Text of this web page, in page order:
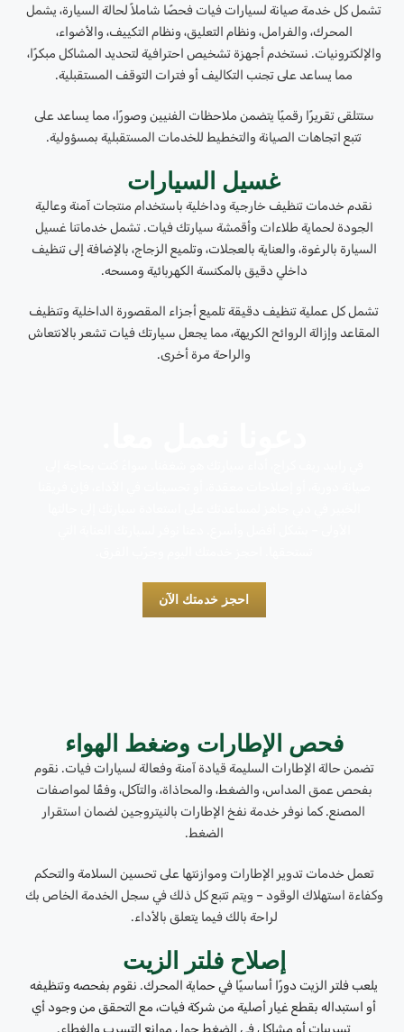
تشمل كل خدمة صيانة لسيارات فيات فحصًا شاملاً لحالة السيارة، يشمل
المحرك، والفرامل، ونظام التعليق، ونظام التكييف، والأضواء،
والإلكترونيات. نستخدم أجهزة تشخيص احترافية لتحديد المشاكل مبكرًا،
مما يساعد على تجنب التكاليف أو فترات التوقف المستقبلية.
ستتلقى تقريرًا رقميًا يتضمن ملاحظات الفنيين وصورًا، مما يساعد على
تتبع اتجاهات الصيانة والتخطيط للخدمات المستقبلية بمسؤولية.
غسيل السيارات
نقدم خدمات تنظيف خارجية وداخلية باستخدام منتجات آمنة وعالية
الجودة لحماية طلاءات وأقمشة سيارتك فيات. تشمل خدماتنا غسيل
السيارة بالرغوة، والعناية بالعجلات، وتلميع الزجاج، بالإضافة إلى تنظيف
داخلي دقيق بالمكنسة الكهربائية ومسحه.
تشمل كل عملية تنظيف دقيقة تلميع أجزاء المقصورة الداخلية وتنظيف
المقاعد وإزالة الروائح الكريهة، مما يجعل سيارتك فيات تشعر بالانتعاش
والراحة مرة أخرى.
احجز خدمتك الآن
فحص الإطارات وضغط الهواء
تضمن حالة الإطارات السليمة قيادة آمنة وفعالة لسيارات فيات. نقوم
بفحص عمق المداس، والضغط، والمحاذاة، والتآكل، وفقًا لمواصفات
المصنع. كما نوفر خدمة نفخ الإطارات بالنيتروجين لضمان استقرار
الضغط.
تعمل خدمات تدوير الإطارات وموازنتها على تحسين السلامة والتحكم
وكفاءة استهلاك الوقود – ويتم تتبع كل ذلك في سجل الخدمة الخاص بك
لراحة بالك فيما يتعلق بالأداء.
إصلاح فلتر الزيت
يلعب فلتر الزيت دورًا أساسيًا في حماية المحرك. نقوم بفحصه وتنظيفه
أو استبداله بقطع غيار أصلية من شركة فيات، مع التحقق من وجود أي
تسريبات أو مشاكل في الضغط حول موانع التسرب والغطاء.